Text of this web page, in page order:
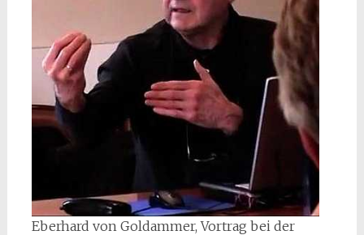
Eberhard von Goldammer, Vortrag bei der